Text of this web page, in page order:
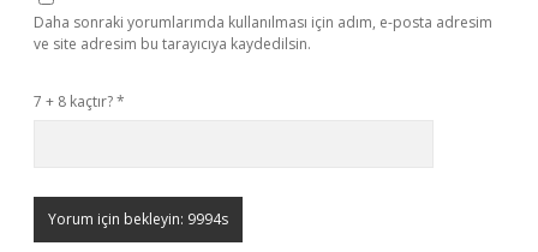
Daha sonraki yorumlarımda kullanılması için adım, e-posta adresim
ve site adresim bu tarayıcıya kaydedilsin.
7 + 8 kaçtır?*